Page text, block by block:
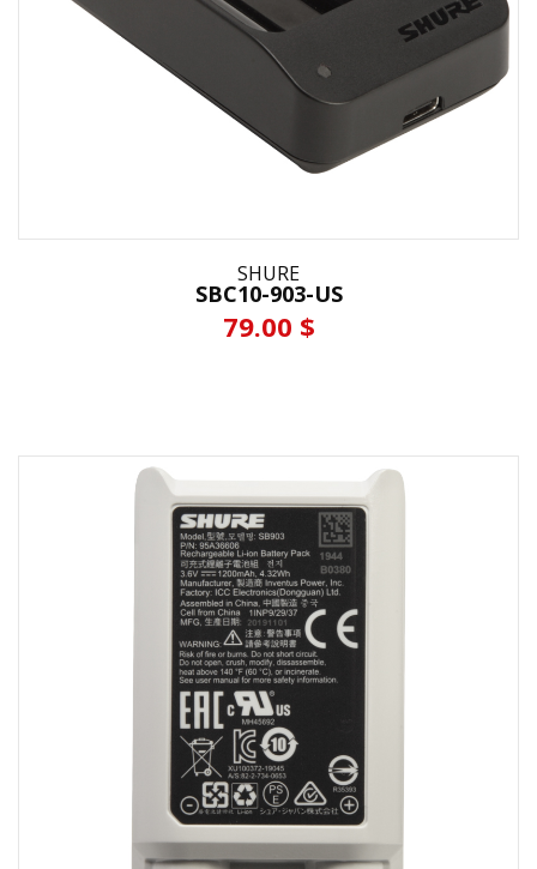
SHURE
SBC10-903-US
79.00 $